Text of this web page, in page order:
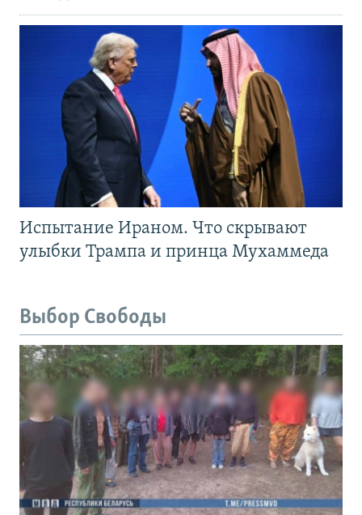
Испытание Ираном. Что скрывают
улыбки Трампа и принца Мухаммеда
Выбор Свободы